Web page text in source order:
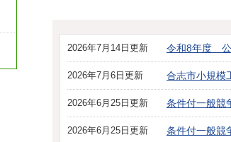
2026年7月14日更新 令和8年度 公
2026年7月6日更新 合志市小規模
2026年6月25日更新 条件付一般競
2026年6月25日更新
条件付一般競